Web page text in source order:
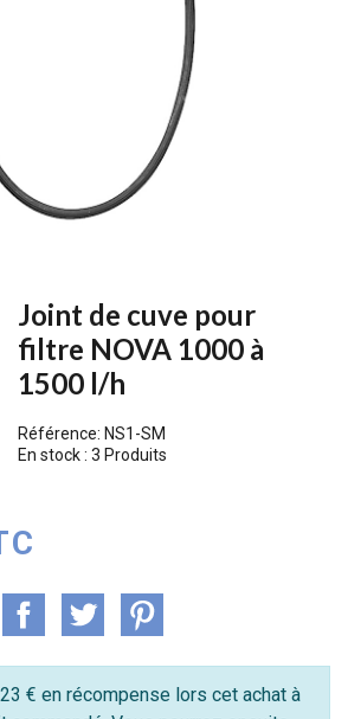
Joint de cuve pour
filtre NOVA 1000 à
1500 l/h
Référence:NS1-SM
En stock :3 Produits
€ en récompense lors cet achat à